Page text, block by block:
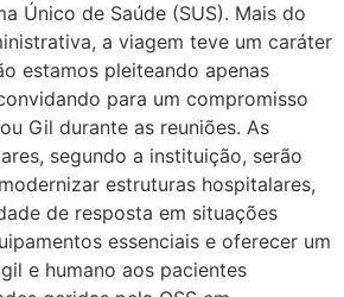
Único de Saúde (SUS). Mais do
a viagem teve um caráter
estamos pleiteando apenas
para um compromisso
Gil durante as reuniões. As
segundo a instituição, serão
estruturas hospitalares,
de resposta em situações
essenciais e oferecer um
e humano aos pacientes